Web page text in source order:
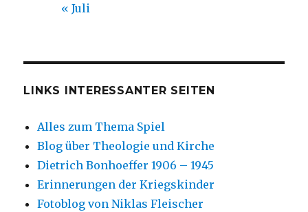
« Juli
LINKS INTERESSANTER SEITEN
Alles zum Thema Spiel
Blog über Theologie und Kirche
Dietrich Bonhoeffer 1906 – 1945
Erinnerungen der Kriegskinder
Fotoblog von Niklas Fleischer